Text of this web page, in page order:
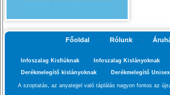
Főoldal - Rólunk -
Infoszalag Kisfiúknak Infoszalag Kislányoknak
Derékmelegítő kislányoknak
Derékmelegítő Unisex
A szoptatás, az anyatejjel való táplálás nagyon fontos az